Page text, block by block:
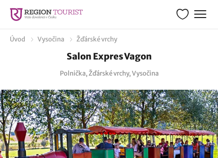
Úvod Vysočina Žďárské vrchy
Salon Expres Vagon
Polnička, Žďárské vrchy, Vysočina